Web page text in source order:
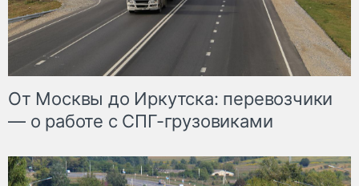
От Москвы до Иркутска: перевозчики
— о работе с СПГ-грузовиками